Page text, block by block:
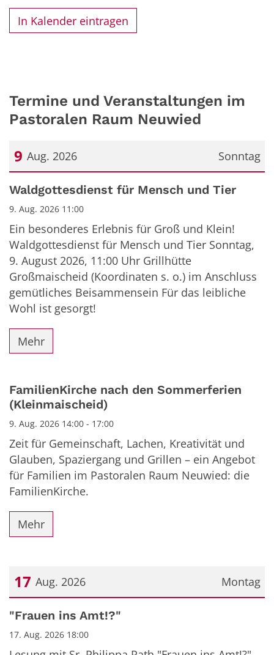
In Kalender eintragen
Termine und Veranstaltungen im
Pastoralen Raum Neuwied
Sonntag
9 Aug. 2026
Datum: 9. August 2026
Waldgottesdienst für Mensch und Tier
9. Aug. 2026 11:00
Ein besonderes Erlebnis für Groß und Klein!
Waldgottesdienst für Mensch und Tier Sonntag,
9. August 2026, 11:00 Uhr Grillhütte
Großmaischeid (Koordinaten s. o.) im Anschluss
gemütliches Beisammensein Für das leibliche
Wohl ist gesorgt!
Mehr
FamilienKirche nach den Sommerferien
(Kleinmaischeid)
9. Aug. 2026 14:00 - 17:00
Zeit für Gemeinschaft, Lachen, Kreativität und
Glauben, Spaziergang und Grillen – ein Angebot
für Familien im Pastoralen Raum Neuwied: die
FamilienKirche.
Mehr
Montag
17 Aug. 2026
Datum: 17. August 2026
"Frauen ins Amt!?"
17. Aug. 2026 18:00